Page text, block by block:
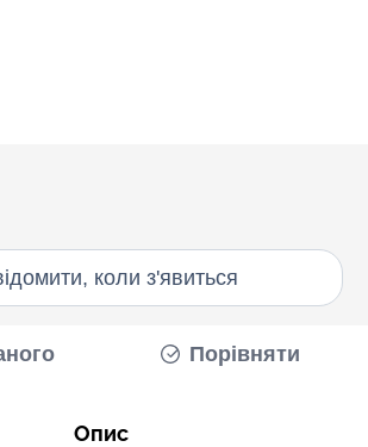
коли з'явиться
Порівняти
Опис